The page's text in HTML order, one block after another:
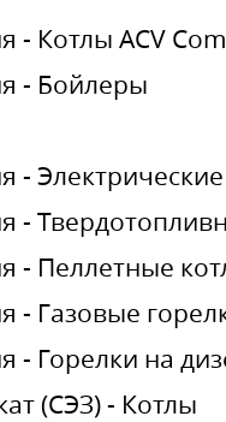
- Котлы ACV
- Бойлеры
-
-
- Пеллетные
- Газовые
- Горелки на
(СЭЗ) - Котлы